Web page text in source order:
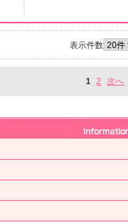
表示件数
1 2 次へ